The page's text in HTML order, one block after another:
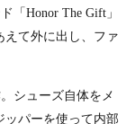
「 Honor The Gift 」
えて外に出し、ファ
シューズ自体をメ
ッパーを使って内部